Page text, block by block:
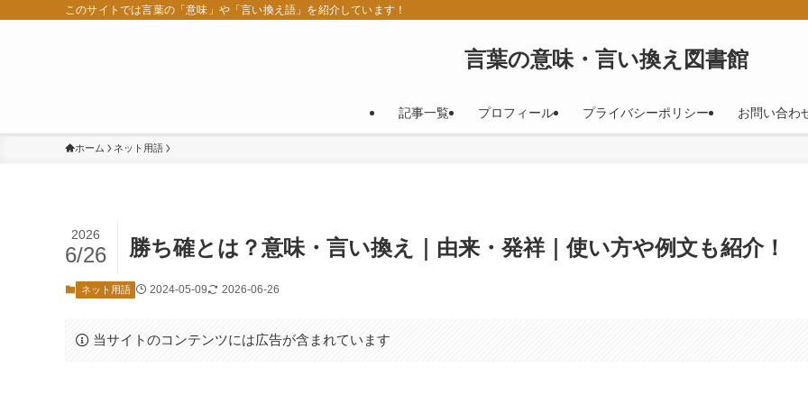
このサイトでは言葉の「意味」や「言い換え語」を紹介しています！
言葉の意味・言い換え図書館
記事一覧 プロフィール プライバシーポリシー お問い合わ
ホーム ネット用語
勝ち確とは？意味・言い換え｜由来・発祥｜使い方や例文も紹介！
2026
6/26
ネット用語 2024-05-09 2026-06-26
当サイトのコンテンツには広告が含まれています